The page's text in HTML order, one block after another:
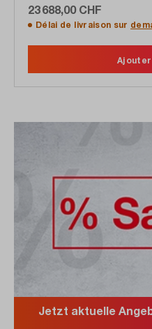
23 688,00 CHF
Délai de livraison sur
Ajouter
Jetzt aktuelle